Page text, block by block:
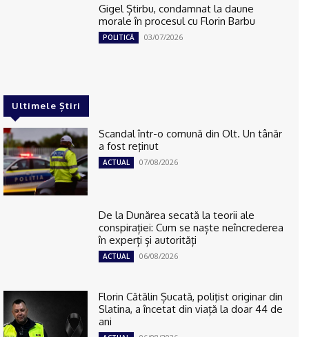
Gigel Știrbu, condamnat la daune
morale în procesul cu Florin Barbu
POLITICĂ 03/07/2026
Ultimele Știri
Scandal într-o comună din Olt. Un tânăr
a fost reţinut
ACTUAL 07/08/2026
De la Dunărea secată la teorii ale
conspirației: Cum se naște neîncrederea
în experți și autorități
ACTUAL 06/08/2026
Florin Cătălin Șucată, poliţist originar din
Slatina, a încetat din viață la doar 44 de
ani